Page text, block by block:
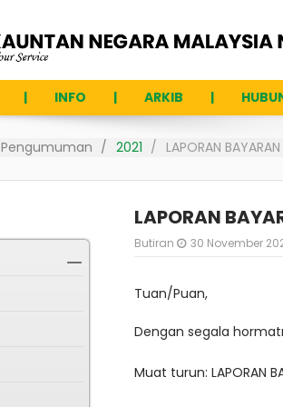
INFO ARKIB
Pengumuman 2021 LAPORAN
LAPORAN
Butiran 30 November
Tuan/Puan,
Dengan segala
Muat turun: LAPORAN